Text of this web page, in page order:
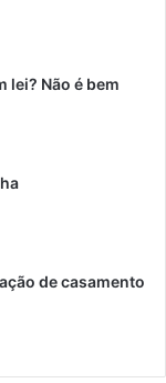
lei? Não é bem
de casamento